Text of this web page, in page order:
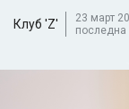
Клуб 'Z'
23 март
последна